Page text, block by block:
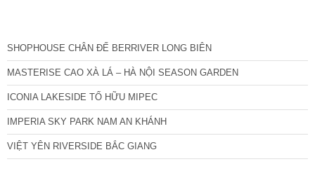
SHOPHOUSE CHÂN ĐẾ BERRIVER LONG BIÊN
MASTERISE CAO XÀ LÁ – HÀ NỘI SEASON GARDEN
ICONIA LAKESIDE TỐ HỮU MIPEC
IMPERIA SKY PARK NAM AN KHÁNH
VIỆT YÊN RIVERSIDE BẮC GIANG